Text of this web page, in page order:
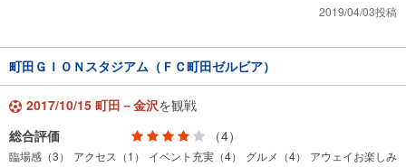
2019/04/03投稿
町田ＧＩＯＮスタジアム（ＦＣ町田ゼルビア）
2017/10/15 町田－金沢を観戦
総合評価
（4）
臨場感（3） アクセス（1） イベント充実（4） グルメ（4）
アウェイお楽しみ